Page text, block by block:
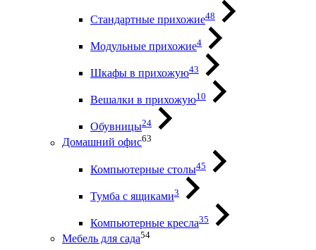
Стандартные прихожие48
Модульные прихожие4
Шкафы в прихожую43
Вешалки в прихожую10
Обувницы24
Домашний офис63
Компьютерные столы45
Тумба с ящиками3
Компьютерные кресла35
Мебель для сада54